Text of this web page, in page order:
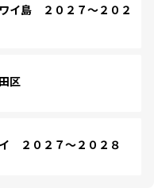
イ島 ２０２７～２０２
区
２０２７～２０２８